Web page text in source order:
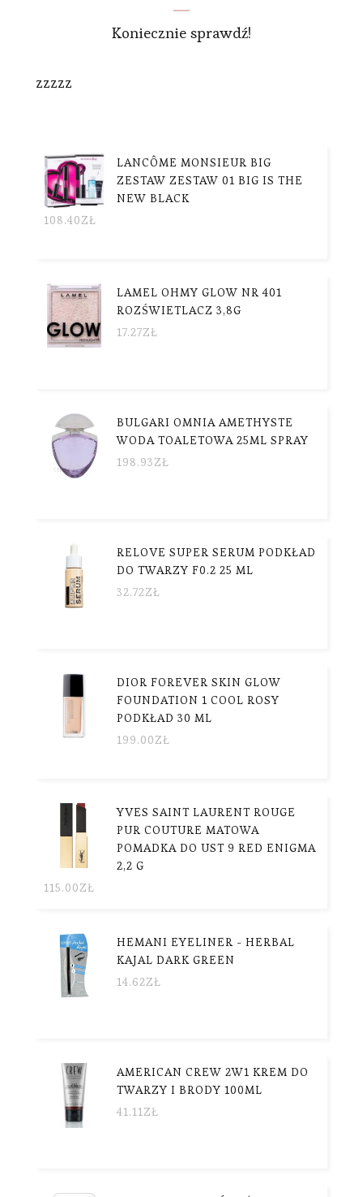
Koniecznie sprawdź!
zzzzz
LANCÔME MONSIEUR BIG
ZESTAW ZESTAW 01 BIG IS THE
NEW BLACK
108.40ZŁ
LAMEL OHMY GLOW NR 401
ROZŚWIETLACZ 3,8G
17.27ZŁ
BULGARI OMNIA AMETHYSTE
WODA TOALETOWA 25ML SPRAY
198.93ZŁ
RELOVE SUPER SERUM PODKŁAD
DO TWARZY F0.2 25 ML
32.72ZŁ
DIOR FOREVER SKIN GLOW
FOUNDATION 1 COOL ROSY
PODKŁAD 30 ML
199.00ZŁ
YVES SAINT LAURENT ROUGE
PUR COUTURE MATOWA
POMADKA DO UST 9 RED ENIGMA
2,2 G
115.00ZŁ
HEMANI EYELINER - HERBAL
KAJAL DARK GREEN
14.62ZŁ
AMERICAN CREW 2W1 KREM DO
TWARZY I BRODY 100ML
41.11ZŁ